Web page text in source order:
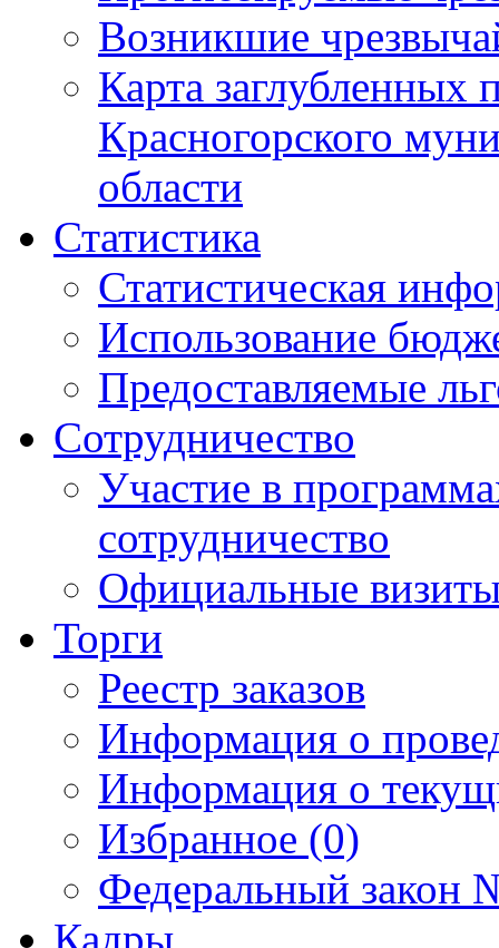
Возникшие
Карта
Красногорского
области
Статистика
Статистическая
Использование
Предоставляемые
Сотрудничество
Участие в
сотрудничество
Официальные
Торги
Реестр заказов
Информация о
Информация о
Избранное (0)
Федеральный закон
Кадры